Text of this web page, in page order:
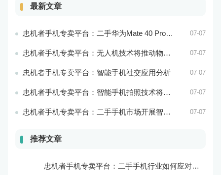
最新文章
忠机者手机专卖平台：二手华为Mate 40 Pro市场价格持续波动 07-07
忠机者手机专卖平台：无人机技术将推动物流行业的智能化发展 07-07
忠机者手机专卖平台：智能手机社交应用分析 07-07
忠机者手机专卖平台：智能手机拍照技术将不断升级，成为手机行业的重要趋势 07-07
忠机者手机专卖平台：二手手机市场开展智能化运营，优化市场流程和效率 07-07
推荐文章
忠机者手机专卖平台：二手手机行业如何应对自动化生产的趋势